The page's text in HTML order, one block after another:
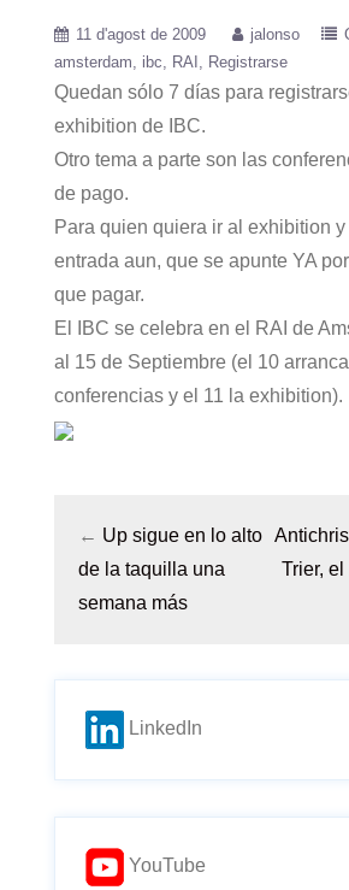
11 d'agost de 2009 jalonso
amsterdam
ibc RAI Registrarse
Quedan sólo 7 días para
exhibition de IBC.
Otro tema a parte son las
de pago.
Para quien quiera ir al exhibition y
entrada aun, que se apunte YA
que pagar.
El IBC se celebra en el RAI de
al 15 de Septiembre (el 10
conferencias y el 11 la exhibition).
← Up sigue en lo alto
de la taquilla una
semana más
Trier,
LinkedIn
YouTube